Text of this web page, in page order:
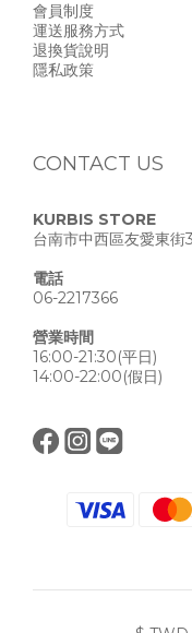
會員制度
運送服務方式
退換貨說明
隱私政策
CONTACT US
KURBIS STORE
台南市中西區友愛東街
電話
06-2217366
營業時間
16:00-21:30(平日)
14:00-22:00(假日)